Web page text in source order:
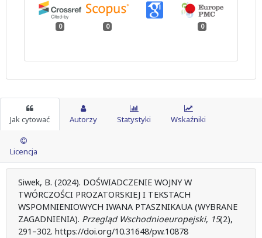
0 0 0
Jak cytować Autorzy Statystyki Wskaźniki
Licencja
Siwek, B. (2024). DOŚWIADCZENIE WOJNY W
TWÓRCZOŚCI PROZATORSKIEJ I TEKSTACH
WSPOMNIENIOWYCH IWANA PTASZNIKAUA (WYBRANE
ZAGADNIENIA). Przegląd Wschodnioeuropejski, 15(2),
291–302. https://doi.org/10.31648/pw.10878